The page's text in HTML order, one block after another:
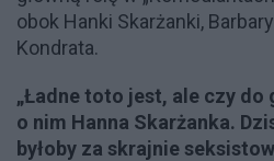
obok Hanki Skarżanki,
Kondrata.
„Ładne toto jest, ale czy do
o nim Hanna Skarżanka.
byłoby za skrajnie